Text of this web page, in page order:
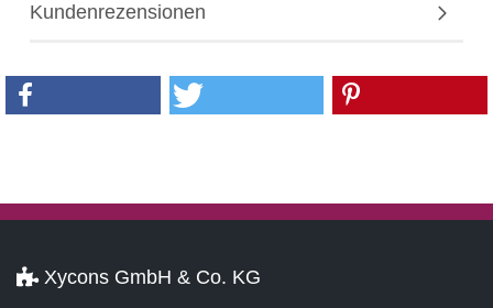
Kundenrezensionen
Xycons GmbH & Co. KG